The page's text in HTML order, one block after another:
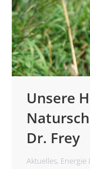
Unsere
Dr. Frey
Aktuelles, Energie